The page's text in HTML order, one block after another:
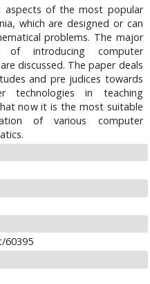
aspects of the most popular
which are designed or can
problems. The major
of introducing computer
discussed. The paper deals
and pre judices towards
technologies in teaching
now it is the most suitable
of various computer
60395